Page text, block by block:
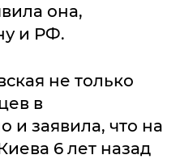
она,
и РФ.
не только
в
и заявила, что на
6 лет назад